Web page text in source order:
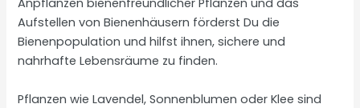
Anpflanzen bienenfreundlicher Pflanzen und das
Aufstellen von Bienenhäusern förderst Du die
Bienenpopulation und hilfst ihnen, sichere und
nahrhafte Lebensräume zu finden.
Pflanzen wie Lavendel, Sonnenblumen oder Klee sind